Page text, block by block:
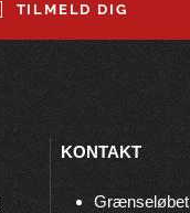
TILMELD DIG
KONTAKT
Grænseløbet